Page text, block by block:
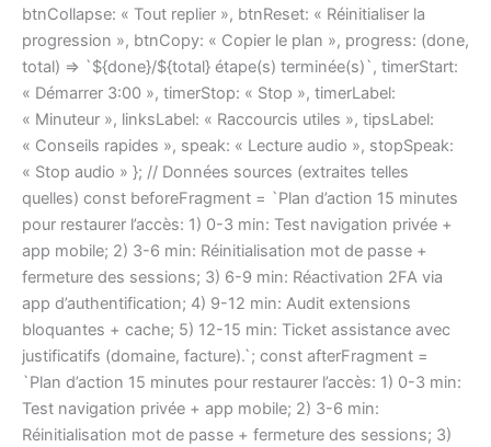
btnCollapse: « Tout replier », btnReset: « Réinitialiser la
progression », btnCopy: « Copier le plan », progress: (done,
total) => `${done}/${total} étape(s) terminée(s)`, timerStart:
« Démarrer 3:00 », timerStop: « Stop », timerLabel:
« Minuteur », linksLabel: « Raccourcis utiles », tipsLabel:
« Conseils rapides », speak: « Lecture audio », stopSpeak:
« Stop audio » }; // Données sources (extraites telles
quelles) const beforeFragment = `Plan d’action 15 minutes
pour restaurer l’accès: 1) 0-3 min: Test navigation privée +
app mobile; 2) 3-6 min: Réinitialisation mot de passe +
fermeture des sessions; 3) 6-9 min: Réactivation 2FA via
app d’authentification; 4) 9-12 min: Audit extensions
bloquantes + cache; 5) 12-15 min: Ticket assistance avec
justificatifs (domaine, facture).`; const afterFragment =
`Plan d’action 15 minutes pour restaurer l’accès: 1) 0-3 min:
Test navigation privée + app mobile; 2) 3-6 min:
Réinitialisation mot de passe + fermeture des sessions; 3)